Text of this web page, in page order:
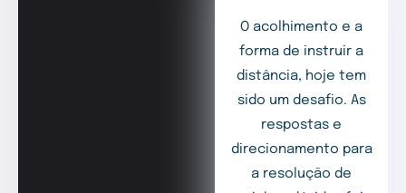
O acolhimento e a
forma de instruir a
distância, hoje tem
sido um desafio. As
respostas e
direcionamento para
a resolução de